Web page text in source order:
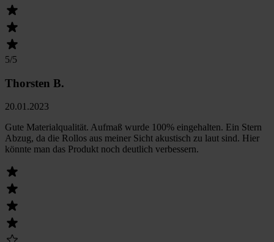
5/5
Thorsten B.
20.01.2023
Gute Materialqualität. Aufmaß wurde 100% eingehalten. Ein Stern
Abzug, da die Rollos aus meiner Sicht akustisch zu laut sind. Hier
könnte man das Produkt noch deutlich verbessern.